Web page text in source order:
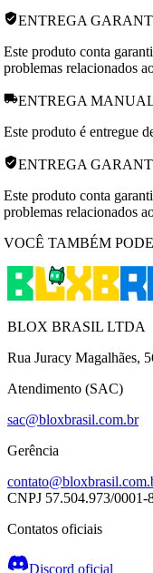
ENTREGA
Este produto conta
problemas relacionados
ENTREGA
Este produto é entregue
ENTREGA
Este produto conta
problemas relacionados
VOCÊ TAMBÉM
BLOX BRASIL LTDA
Rua Juracy Magalhães,
Atendimento (SAC)
sac@bloxbrasil.com.br
Gerência
CNPJ 57.504.973/0001-
Contatos oficiais
Discord oficial